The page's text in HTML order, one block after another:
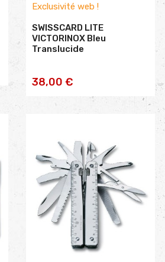
Exclusivité web !
SWISSCARD LITE
VICTORINOX Bleu
Translucide
38,00 €AJOUTER AU